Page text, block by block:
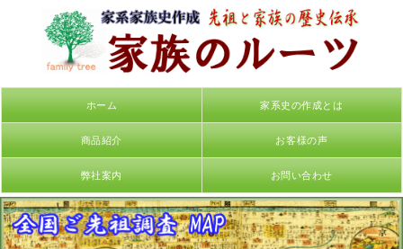
ホーム 家系史の作成とは
商品紹介 お客様の声
弊社案内 お問い合わせ